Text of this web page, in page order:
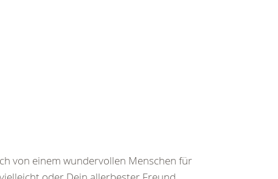
von einem wundervollen Menschen für